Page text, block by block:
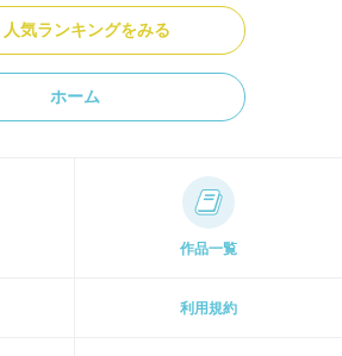
人気ランキングをみる
ホーム
作品一覧
利用規約